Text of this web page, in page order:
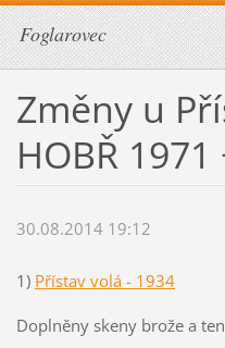
Foglarovec
Změny u
HOBŘ 1971
30.08.2014 19:12
1) Přístav volá - 1934
Doplněny skeny brože a